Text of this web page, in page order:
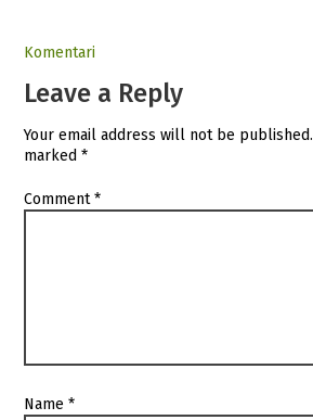
Komentari
Leave a Reply
Your email address will not be published.
marked*
Comment*
Name*